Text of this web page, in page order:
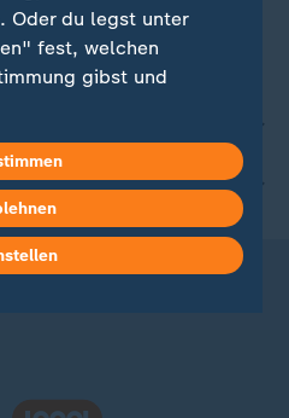
Oder du legst unter
fest, welchen
gibst und
oder ändern.
du in unserer